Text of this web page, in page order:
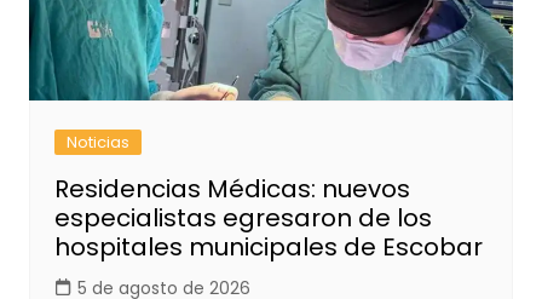
Noticias
Residencias Médicas: nuevos
especialistas egresaron de los
hospitales municipales de Escobar
5 de agosto de 2026